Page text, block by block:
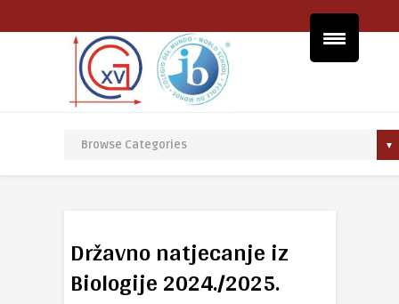
Državno natjecanje iz
Biologije 2024./2025.